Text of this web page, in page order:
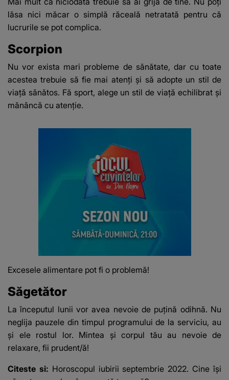
lăsa nici măcar o simplă răceală netratată pentru că
lucrurile se pot complica.
Scorpion
Nu vor exista mari probleme de sănătate, dar cu toate
acestea trebuie să fie mai atenți și să adopte un stil de
viață sănătos. Fă sport, alege un stil de viață echilibrat și
mănâncă cu atenție.
Excesele alimentare pot fi o problemă!
Săgetător
La începutul lunii vor avea nevoie de puțină odihnă. Nu
neglija pauzele din timpul programului de la serviciu, au
și ele rostul lor. Mintea și corpul tău au nevoie de
relaxare, fii prudent/ă!
Citeste si: Horoscopul iubirii septembrie 2022. Cine își